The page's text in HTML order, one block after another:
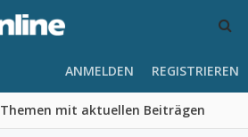
Themen mit aktuellen Beiträgen
ANMELDEN REGISTRIEREN